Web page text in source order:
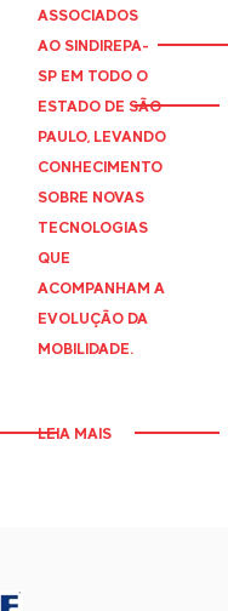
ASSOCIADOS
AO SINDIREPA-
SP EM TODO O
ESTADO DE SÃO
PAULO, LEVANDO
CONHECIMENTO
SOBRE NOVAS
TECNOLOGIAS
QUE
ACOMPANHAM A
EVOLUÇÃO DA
MOBILIDADE.
LEIA MAIS